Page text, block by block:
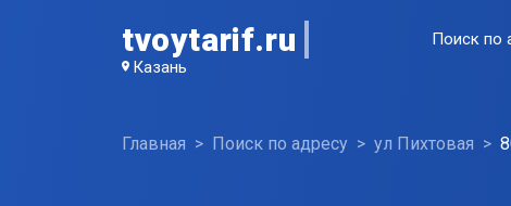
tvoytarif.ru
Казань
Поиск по
Главная Поиск по адресу ул Пихтовая